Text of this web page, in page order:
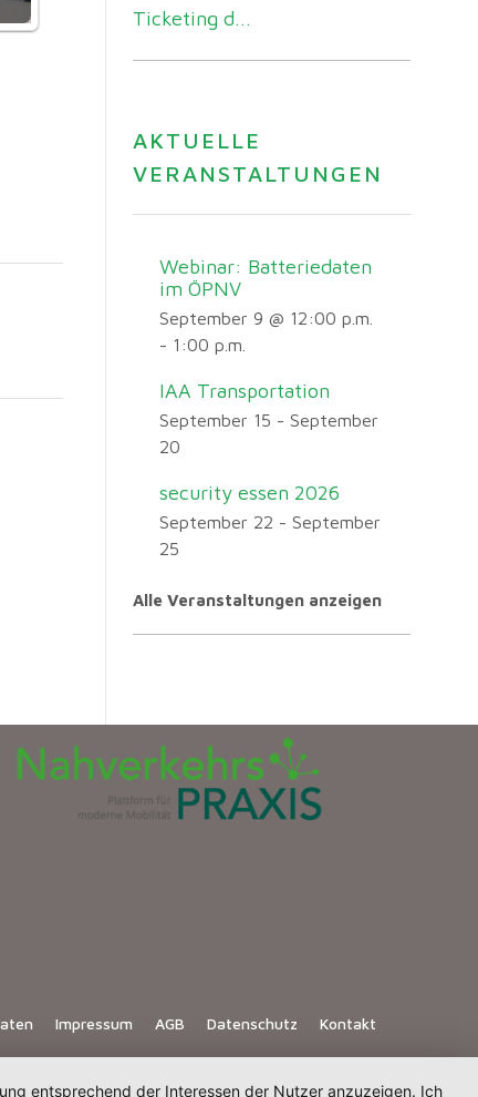
Ticketing d...
AKTUELLE
VERANSTALTUNGEN
Webinar: Batteriedaten
im ÖPNV
September 9 @ 12:00 p.m.
- 1:00 p.m.
IAA Transportation
September 15 - September
20
security essen 2026
September 22 - September
25
Alle Veranstaltungen anzeigen
Impressum AGB Datenschutz Kontakt
entsprechend der Interessen der Nutzer anzuzeigen. Ich